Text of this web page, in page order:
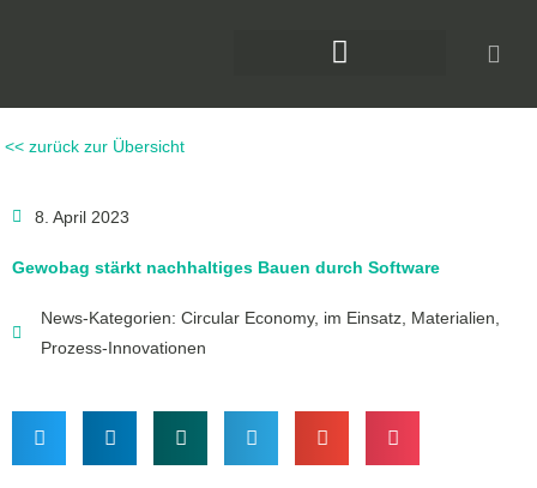
<< zurück zur Übersicht
8. April 2023
Gewobag stärkt nachhaltiges Bauen durch Software
News-Kategorien: Circular Economy, im Einsatz Materialien
Prozess-Innovationen